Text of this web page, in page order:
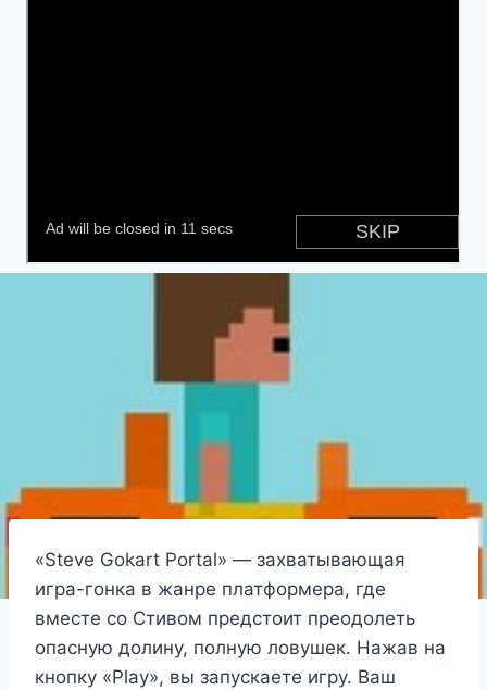
«Steve Gokart Portal» — захватывающая
игра-гонка в жанре платформера, где
вместе со Стивом предстоит преодолеть
опасную долину, полную ловушек. Нажав на
кнопку «Play», вы запускаете игру. Ваш